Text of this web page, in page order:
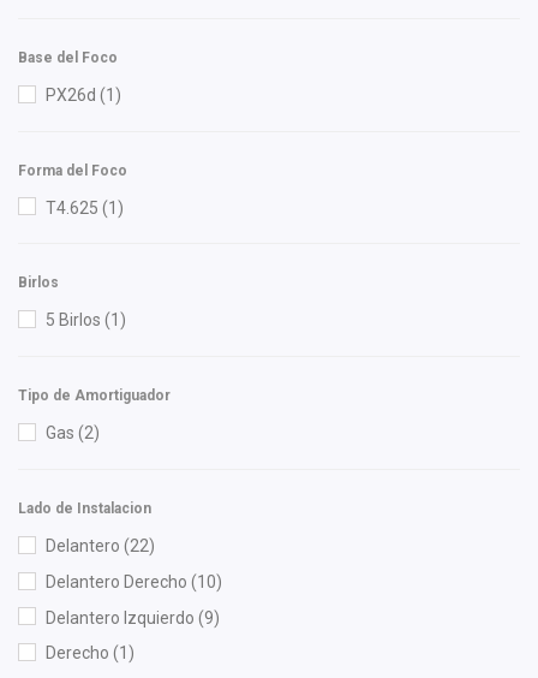
TMK(1)
TomCo(1)
TS Total Solución
Tunix(1)
Yokomitsu
Base del Foco
PX26d (1)
Forma del Foco
T4.625 (1)
Birlos
5 Birlos (1)
Tipo de Amortiguador
Gas (2)
Lado de Instalacion
Delantero (22)
Delantero Derecho (10)
Delantero Izquierdo (9)
Derecho (1)